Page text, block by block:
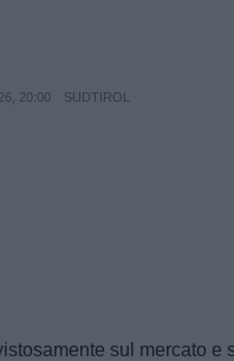
20:00 SUDTIROL
sul mercato e